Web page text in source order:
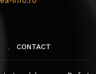
CONTACT